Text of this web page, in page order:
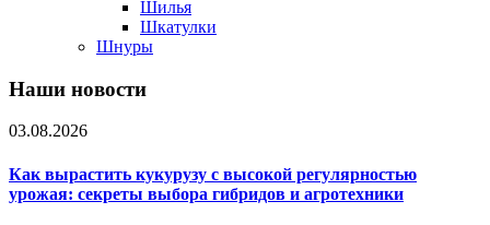
Шилья
Шкатулки
Шнуры
Наши новости
03.08.2026
Как вырастить кукурузу с высокой регулярностью
урожая: секреты выбора гибридов и агротехники